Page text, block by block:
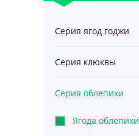
Серия ягод годжи
Серия клюквы
Серия облепихи
Ягода облепихи